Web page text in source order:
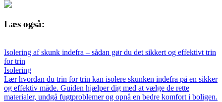
Læs også:
Isolering af skunk indefra – sådan gør du det sikkert og effektivt trin
for trin
Isolering
Lær hvordan du trin for trin kan isolere skunken indefra på en sikker
og effektiv måde. Guiden hjælper dig med at vælge de rette
materialer, undgå fugtproblemer og opnå en bedre komfort i boligen.